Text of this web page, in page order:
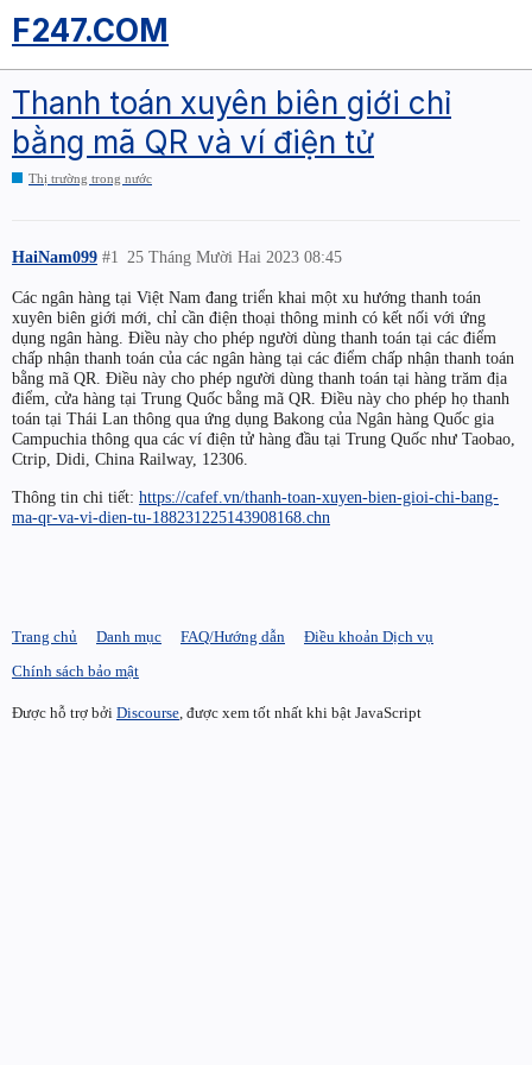
F247.COM
Thanh toán xuyên biên giới chỉ
bằng mã QR và ví điện tử
Thị trường trong nước
HaiNam099 25 Tháng Mười Hai 2023 08:45
#1
Các ngân hàng tại Việt Nam đang triển khai một xu hướng thanh toán
xuyên biên giới mới, chỉ cần điện thoại thông minh có kết nối với ứng
dụng ngân hàng. Điều này cho phép người dùng thanh toán tại các điểm
chấp nhận thanh toán của các ngân hàng tại các điểm chấp nhận thanh toán
bằng mã QR. Điều này cho phép người dùng thanh toán tại hàng trăm địa
điểm, cửa hàng tại Trung Quốc bằng mã QR. Điều này cho phép họ thanh
toán tại Thái Lan thông qua ứng dụng Bakong của Ngân hàng Quốc gia
Campuchia thông qua các ví điện tử hàng đầu tại Trung Quốc như Taobao,
Ctrip, Didi, China Railway, 12306.
Thông tin chi tiết: https://cafef.vn/thanh-toan-xuyen-bien-gioi-chi-bang-
ma-qr-va-vi-dien-tu-188231225143908168.chn
Trang chủ Danh mục FAQ/Hướng dẫn
Điều khoản Dịch vụ
Chính sách bảo mật
Được hỗ trợ bởi Discourse, được xem tốt nhất khi bật JavaScript